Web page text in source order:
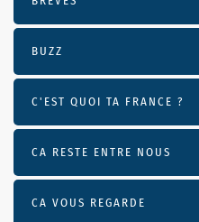
BUZZ
C'EST QUOI TA FRANCE ?
CA RESTE ENTRE NOUS
CA VOUS REGARDE